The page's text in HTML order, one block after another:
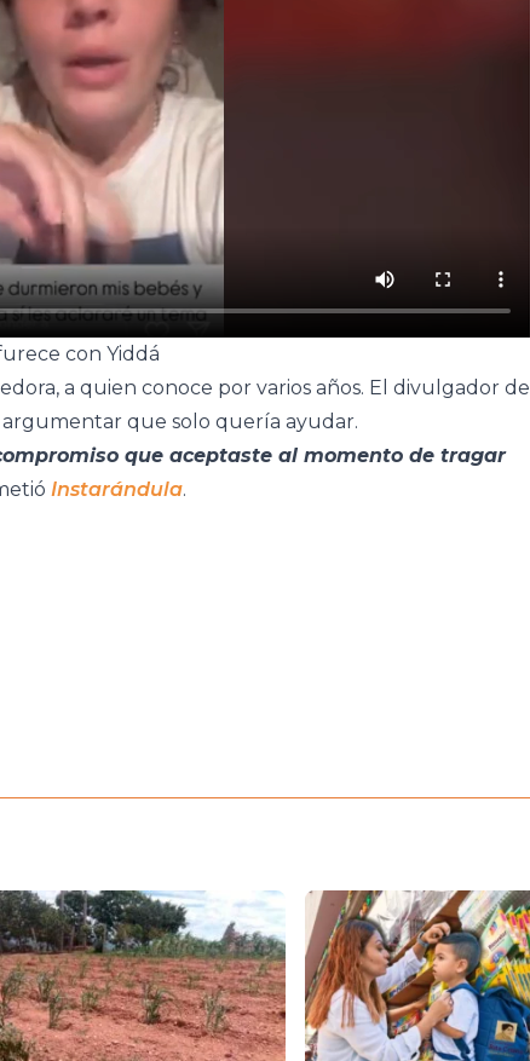
con Yiddá
a quien conoce por varios años. El divulgador de
que solo quería ayudar.
que aceptaste al momento de tragar
Instarándula.